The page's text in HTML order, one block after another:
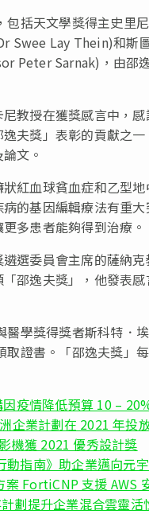
包括天文學獎得主史
Swee Lay Thein)和斯
Peter Sarnak)，由邵
教授在獲獎感言中，
夫獎」表彰的貢獻之
文。
紅血球貧血症和乙型
的基因編輯療法有重
多患者能夠得到治療。
選委員會主席的薩納
邵逸夫獎」，他發表
醫學獎得獎者斯科特
證書。「邵逸夫獎」
疫情降低預算 10 –
企業計劃在 2021 年投
機獲 2021 優秀設計獎
指南》助企業邁向元
FortiCNP 支援 AWS
劃提升企業混合雲靈活